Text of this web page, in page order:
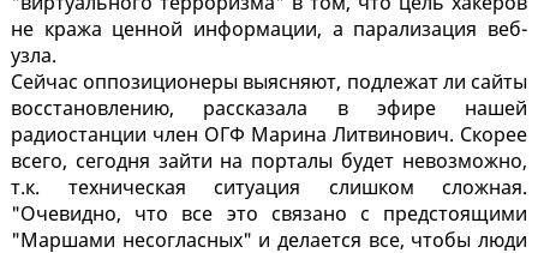
не кража ценной информации, а парализация веб-
узла.
Сейчас оппозиционеры выясняют, подлежат ли сайты
восстановлению, рассказала в эфире нашей
радиостанции член ОГФ Марина Литвинович. Скорее
всего, сегодня зайти на порталы будет невозможно,
т.к. техническая ситуация слишком сложная.
"Очевидно, что все это связано с предстоящими
"Маршами несогласных" и делается все, чтобы люди